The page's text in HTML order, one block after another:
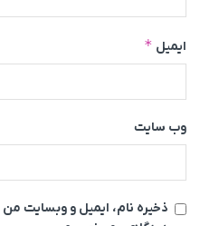
ایمیل *
وب‌ سایت
ذخیره نام، ایمیل و وبسایت من